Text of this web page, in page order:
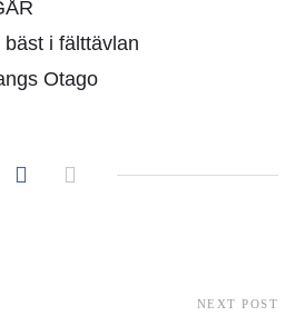
i fälttävlan
Otago
NEXT POST